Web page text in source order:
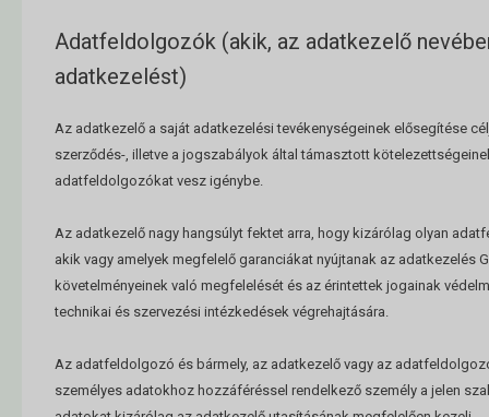
Adatfeldolgozók (akik, az adatkezelő
adatkezelést)
Az adatkezelő a saját adatkezelési tevékenységeinek elősegítése
szerződés-, illetve a jogszabályok által támasztott
adatfeldolgozókat vesz igénybe.
Az adatkezelő nagy hangsúlyt fektet arra, hogy kizárólag olyan
akik vagy amelyek megfelelő garanciákat nyújtanak az adatkezelés
követelményeinek való megfelelését és az érintettek jogainak
technikai és szervezési intézkedések végrehajtására.
Az adatfeldolgozó és bármely, az adatkezelő vagy az
személyes adatokhoz hozzáféréssel rendelkező személy a jelen